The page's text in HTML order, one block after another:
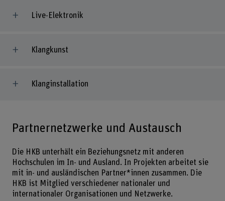
Live-Elektronik
Klangkunst
Klanginstallation
Partnernetzwerke und Austausch
Die HKB unterhält ein Beziehungsnetz mit anderen
Hochschulen im In- und Ausland. In Projekten arbeitet sie
mit in- und ausländischen Partner*innen zusammen. Die
HKB ist Mitglied verschiedener nationaler und
internationaler Organisationen und Netzwerke.